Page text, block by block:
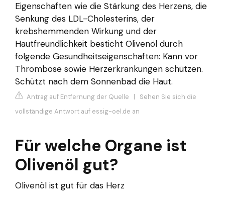
Eigenschaften wie die Stärkung des Herzens, die
Senkung des LDL-Cholesterins, der
krebshemmenden Wirkung und der
Hautfreundlichkeit besticht Olivenöl durch
folgende Gesundheitseigenschaften: Kann vor
Thrombose sowie Herzerkrankungen schützen.
Schützt nach dem Sonnenbad die Haut.
Antrag auf Entfernung der Quelle | Sehen Sie sich die
vollständige Antwort auf essig-oel.de an
Für welche Organe ist
Olivenöl gut?
Olivenöl ist gut für das Herz